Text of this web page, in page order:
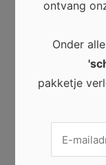
toegankelijk
Daarnaast
inspirerende
ervoor dat
beleven. Wie
ontvang
Onder
pakketje